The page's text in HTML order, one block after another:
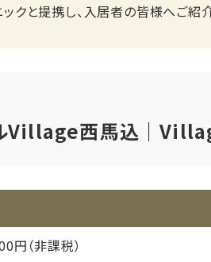
クと提携し、入居者の皆様へご紹
Village西馬込｜
円（非課税）